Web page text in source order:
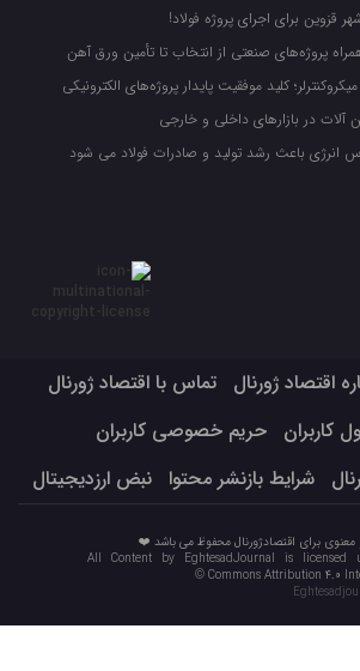
قزوین برای اجرای پروژه فولاد!
همراه پروژه‌های صنعتی از انتخاب تا تأمین ورق آهن
کلید موفقیت پایدار پروژه‌های الکترونیکی
در بازارهای داخلی و خارجی
انرژی باعث رشد تولید و صادرات فولاد می شود
اقتصاد ژورنال
تماس با اقتصاد ژورنال
کاربران
حریم خصوصی کاربران
شرایط بازنشر محتوا نبض ارزدیجیتال
برای اقتصادژورنال محفوظ می باشد ❤️
All Content by EghtesadJournal is licensed
Commons Attribution 4.0